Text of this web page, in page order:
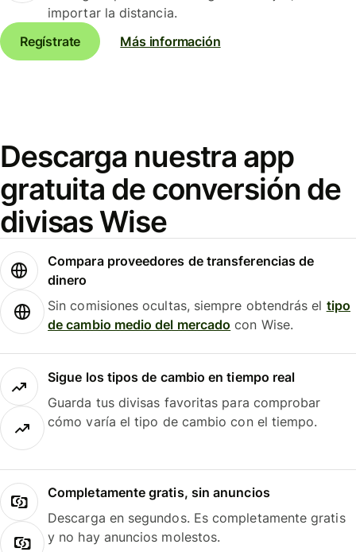
importar la distancia.
Regístrate
Más información
Descarga nuestra app
gratuita de conversión de
divisas Wise
Compara proveedores de transferencias de
dinero
Sin comisiones ocultas, siempre obtendrás el tipo
de cambio medio del mercado con Wise.
Sigue los tipos de cambio en tiempo real
Guarda tus divisas favoritas para comprobar
cómo varía el tipo de cambio con el tiempo.
Completamente gratis, sin anuncios
Descarga en segundos. Es completamente gratis
y no hay anuncios molestos.